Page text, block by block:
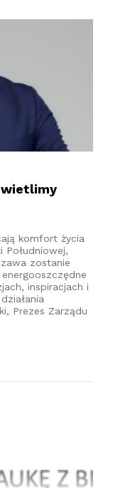
komfort życia
Południowej,
zostanie
inspiracjach i
Prezes Zarządu